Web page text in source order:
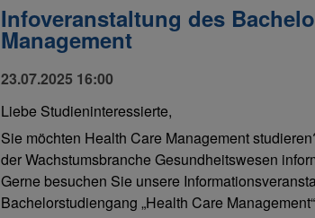
Infoveranstaltung des
Management
23.07.2025 16:00
Liebe Studieninteressierte,
Sie möchten Health Care Management
der Wachstumsbranche Gesundheitswesen
Gerne besuchen Sie unsere
Bachelorstudiengang „Health Care